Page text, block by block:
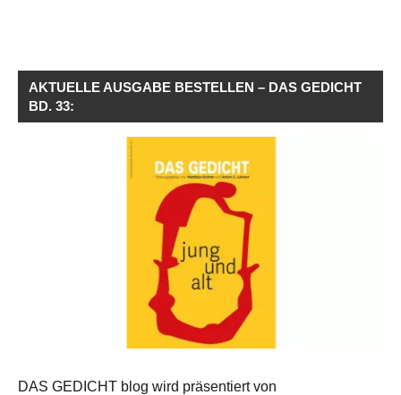
AKTUELLE AUSGABE BESTELLEN – DAS GEDICHT
BD. 33:
DAS GEDICHT blog wird präsentiert von